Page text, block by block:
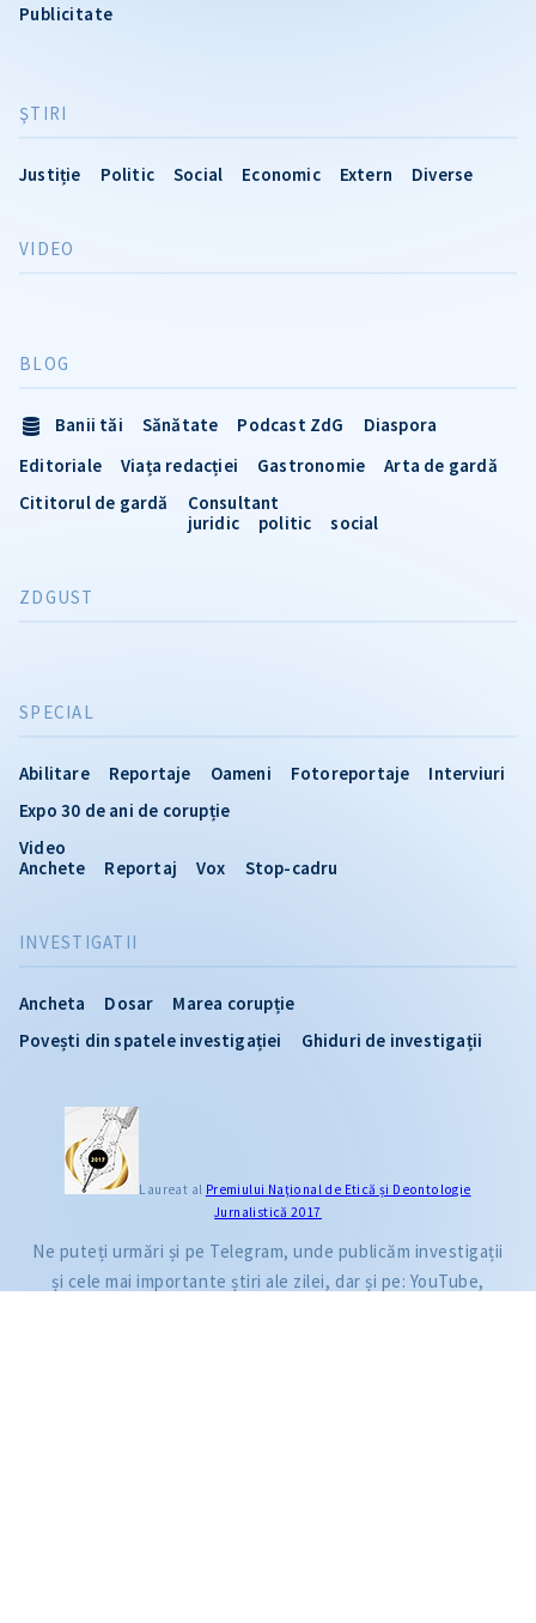
Publicitate
ŞTIRI
Justiție Politic Social Economic Extern Diverse
INVESTIGATII
Ancheta Dosar
Marea corupție
Povești din spatele investigației
Ghiduri de investigații
VIDEO
SPECIAL
Abilitare Reportaje Oameni Fotoreportaje
Interviuri
Expo 30 de ani de corupție
Video
Anchete
Reportaj Vox Stop-cadru
BLOG
Banii tăi Sănătate Podcast ZdG
Diaspora
Editoriale
Viața redacției Gastronomie
Arta de gardă
Cititorul de gardă
Consultant
juridic
politic social
ZDGUST
Laureat al Premiului Naţional de Etică și Deontologie
Jurnalistică 2017
Ne puteți urmări și pe Telegram, unde publicăm investigații
și cele mai importante știri ale zilei, dar și pe: YouTube,
CITEȘTE